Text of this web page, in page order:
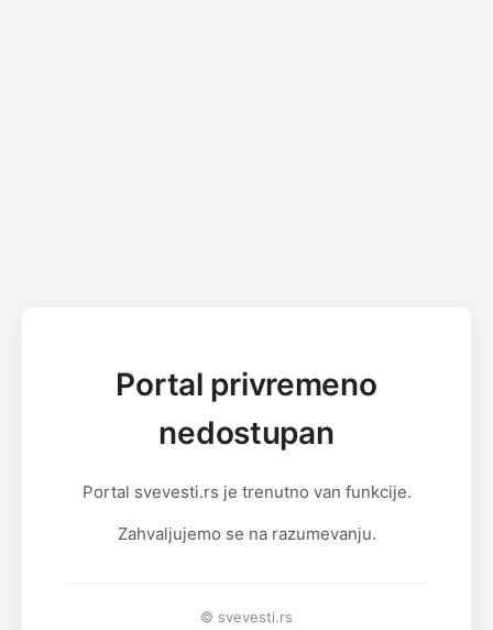
Portal privremeno
nedostupan
Portal svevesti.rs je trenutno van funkcije.
Zahvaljujemo se na razumevanju.
© svevesti.rs